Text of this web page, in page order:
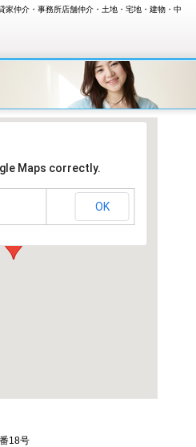
家仲介・事務所店舗仲介・土地・宅地・建物・中
Maps correctly.
OK
18号